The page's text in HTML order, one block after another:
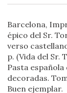
Barcelona,
épico del Sr.
verso
p. (Vida del Sr.
Pasta
decoradas.
Buen ejemplar.